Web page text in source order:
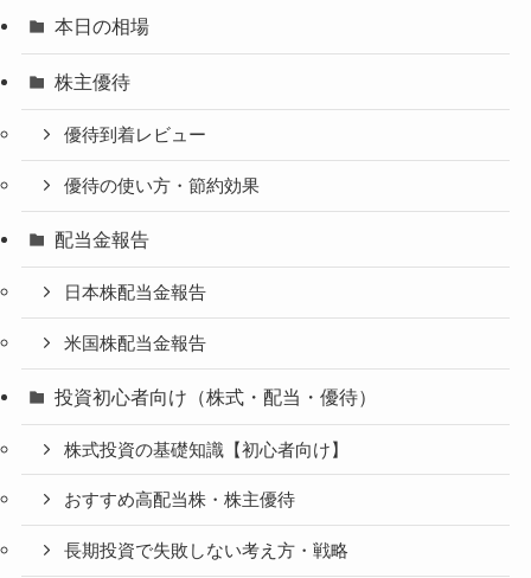
本日の相場
株主優待
優待到着レビュー
優待の使い方・節約効果
配当金報告
日本株配当金報告
米国株配当金報告
投資初心者向け（株式・配当・優待）
株式投資の基礎知識【初心者向け】
おすすめ高配当株・株主優待
長期投資で失敗しない考え方・戦略